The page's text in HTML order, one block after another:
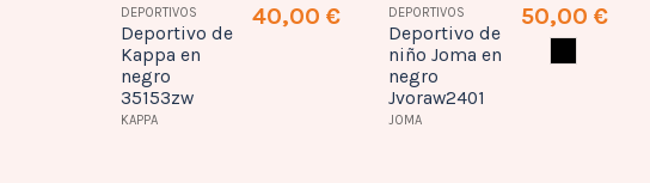
DEPORTIVOS
Deportivo de
Kappa en
negro
35153zw
KAPPA
40,00 € DEPORTIVOS
Deportivo de
niño Joma en
negro
Jvoraw2401
JOMA
50,00 €